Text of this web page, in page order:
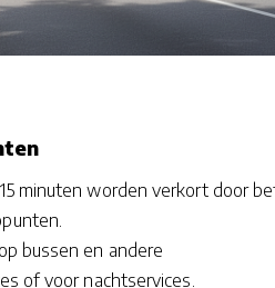
minuten worden verkort door
bussen en andere
of voor nachtservices.